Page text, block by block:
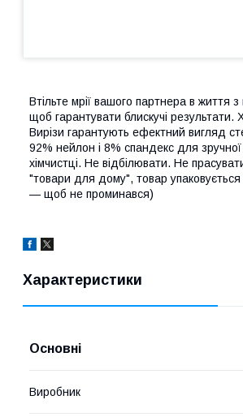
Втільте мрії вашого партнера в життя
щоб гарантувати блискучі результати.
Вирізи гарантують ефектний вигляд
92% нейлон і 8% спандекс для
хімчистці. Не відбілювати. Не
"товари для дому", товар упаковується
— щоб не проминався)
Характеристики
Основні
Виробник